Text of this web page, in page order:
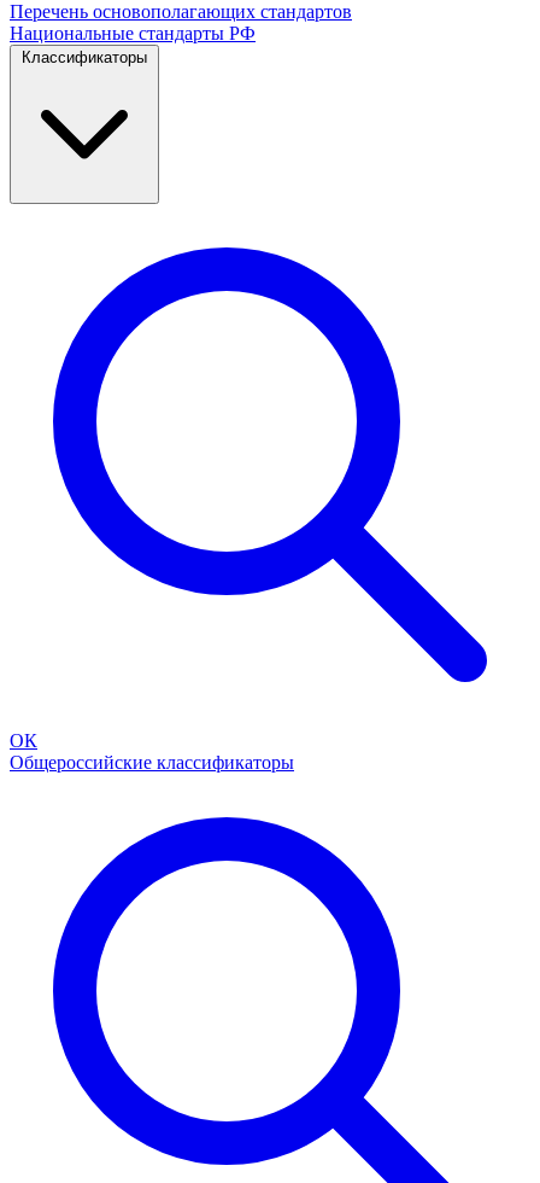
Перечень основополагающих стандартов
Национальные стандарты РФ
Классификаторы
ОК
Общероссийские классификаторы